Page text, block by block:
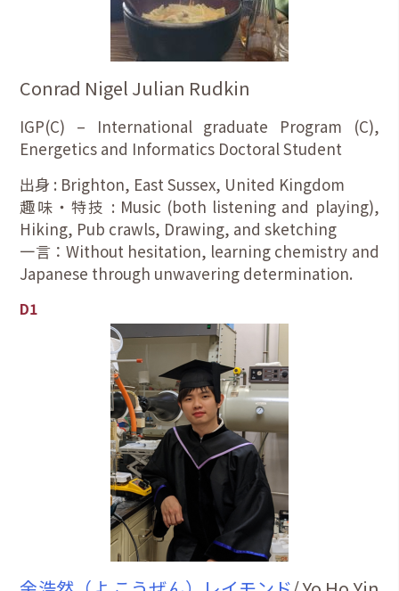
Conrad Nigel Julian Rudkin
IGP(C) – International graduate Program (C),
Energetics and Informatics Doctoral Student
出身 : Brighton, East Sussex, United Kingdom
趣味・特技 : Music (both listening and playing),
Hiking, Pub crawls, Drawing, and sketching
一言：Without hesitation, learning chemistry and
Japanese through unwavering determination.
D1